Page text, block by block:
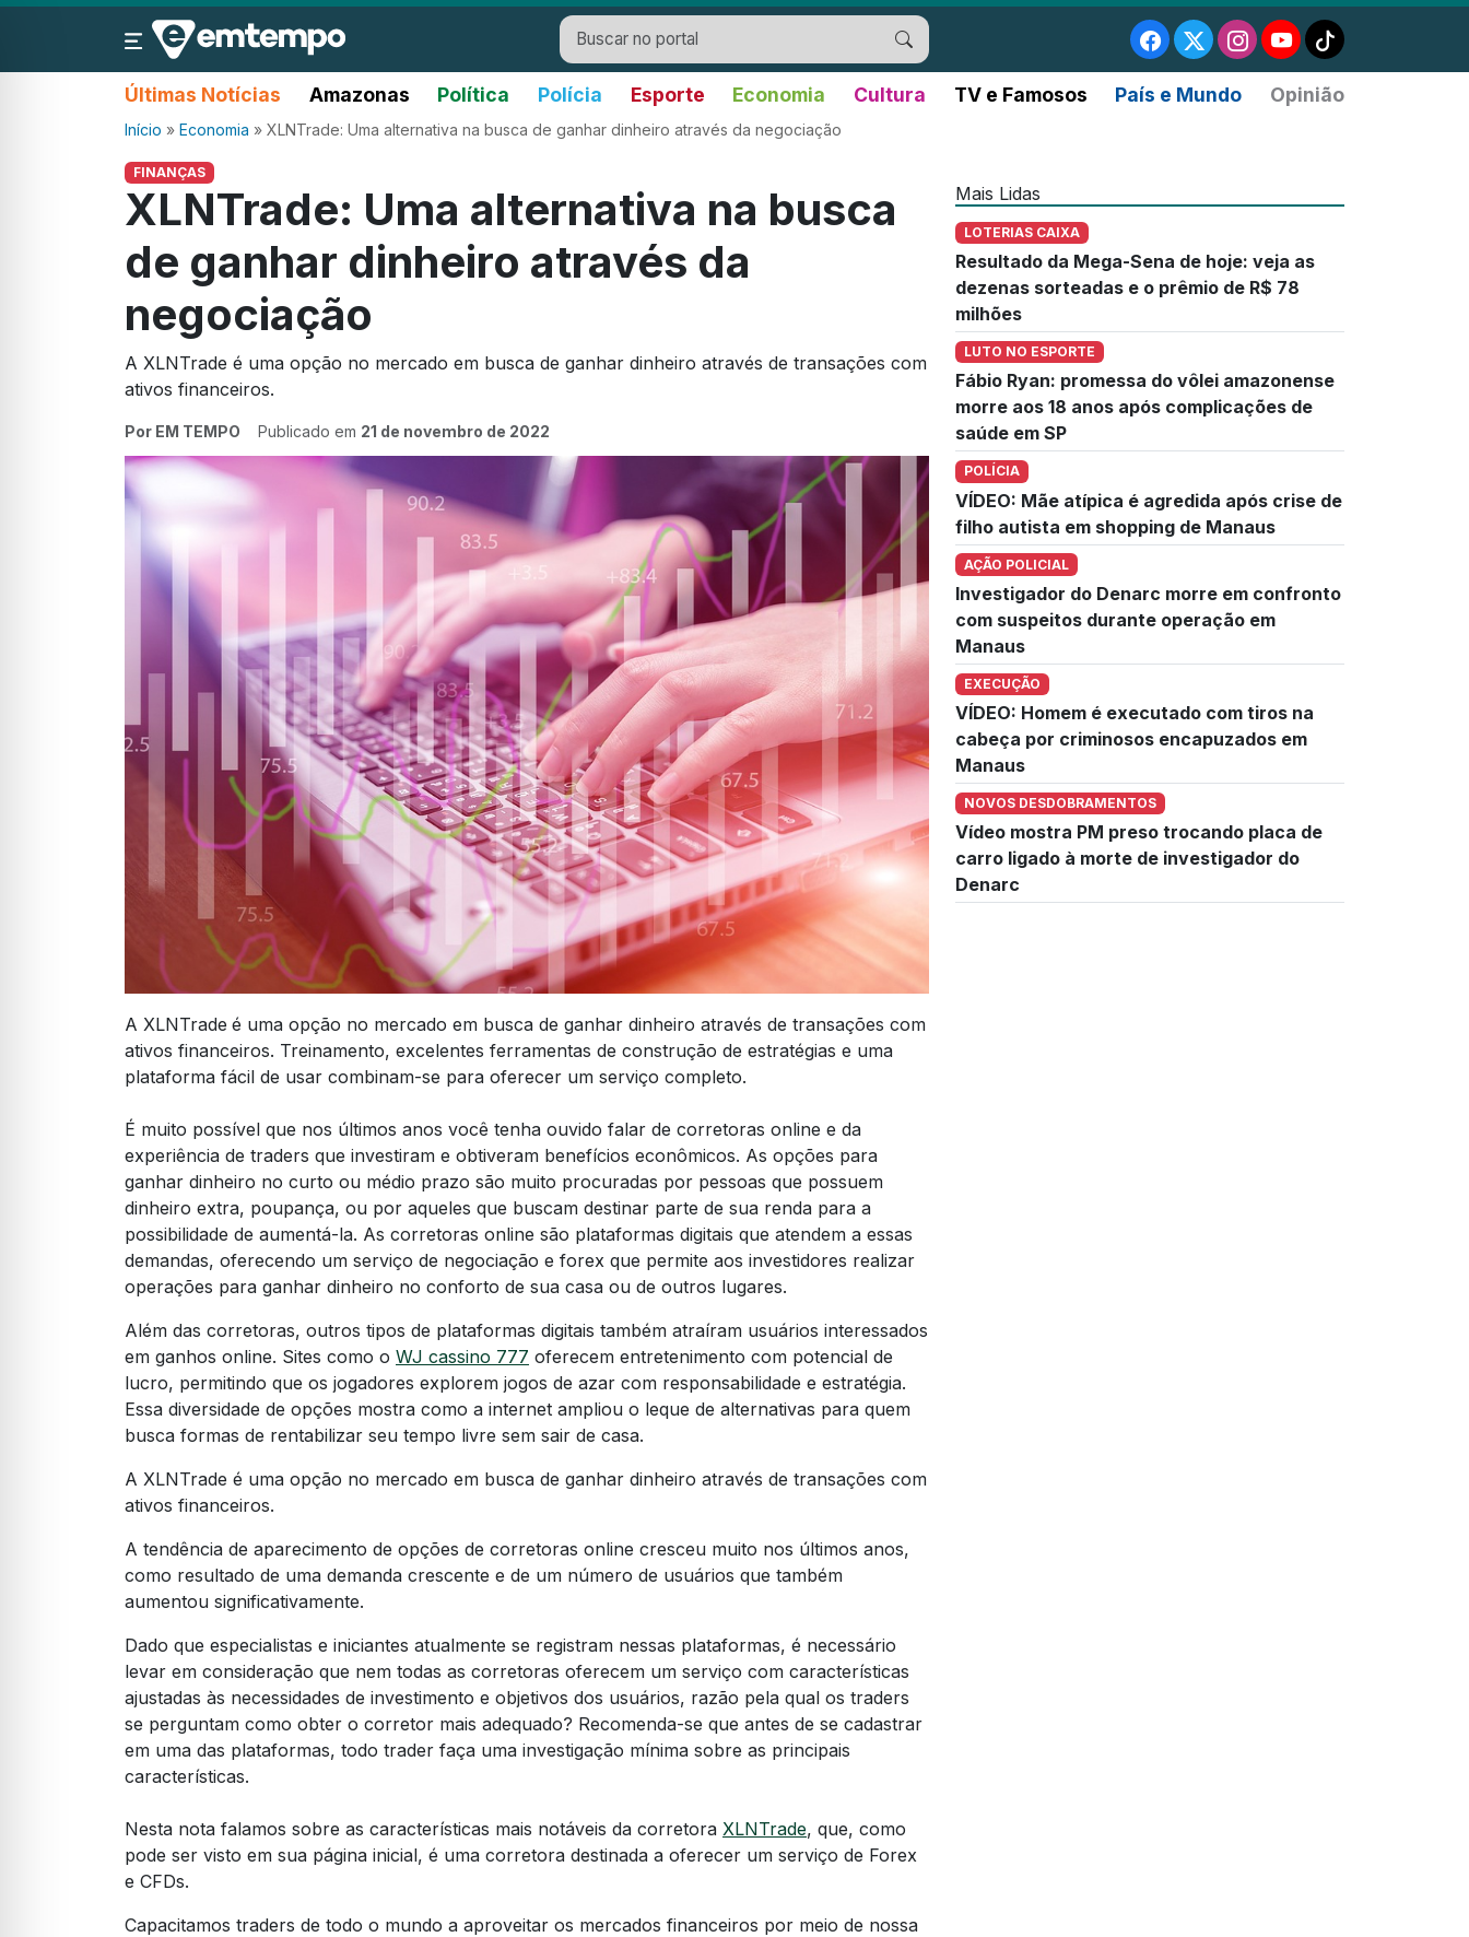
Últimas Notícias Amazonas Política Polícia Esporte Economia Cultura TV e Famosos País e Mundo Opinião
Início » Economia » XLNTrade: Uma alternativa na busca de ganhar dinheiro através da negociação
FINANÇAS
XLNTrade: Uma alternativa na busca
de ganhar dinheiro através da
negociação
A XLNTrade é uma opção no mercado em busca de ganhar dinheiro através de transações com
ativos financeiros.
Por EM TEMPO Publicado em 21 de novembro de 2022
A XLNTrade é uma opção no mercado em busca de ganhar dinheiro através de transações com
ativos financeiros. Treinamento, excelentes ferramentas de construção de estratégias e uma
plataforma fácil de usar combinam-se para oferecer um serviço completo.
É muito possível que nos últimos anos você tenha ouvido falar de corretoras online e da
experiência de traders que investiram e obtiveram benefícios econômicos. As opções para
ganhar dinheiro no curto ou médio prazo são muito procuradas por pessoas que possuem
dinheiro extra, poupança, ou por aqueles que buscam destinar parte de sua renda para a
possibilidade de aumentá-la. As corretoras online são plataformas digitais que atendem a essas
demandas, oferecendo um serviço de negociação e forex que permite aos investidores realizar
operações para ganhar dinheiro no conforto de sua casa ou de outros lugares.
Além das corretoras, outros tipos de plataformas digitais também atraíram usuários interessados
em ganhos online. Sites como o WJ cassino 777 oferecem entretenimento com potencial de
lucro, permitindo que os jogadores explorem jogos de azar com responsabilidade e estratégia.
Essa diversidade de opções mostra como a internet ampliou o leque de alternativas para quem
busca formas de rentabilizar seu tempo livre sem sair de casa.
A XLNTrade é uma opção no mercado em busca de ganhar dinheiro através de transações com
ativos financeiros.
A tendência de aparecimento de opções de corretoras online cresceu muito nos últimos anos,
como resultado de uma demanda crescente e de um número de usuários que também
aumentou significativamente.
Dado que especialistas e iniciantes atualmente se registram nessas plataformas, é necessário
levar em consideração que nem todas as corretoras oferecem um serviço com características
ajustadas às necessidades de investimento e objetivos dos usuários, razão pela qual os traders
se perguntam como obter o corretor mais adequado? Recomenda-se que antes de se cadastrar
em uma das plataformas, todo trader faça uma investigação mínima sobre as principais
características.
Nesta nota falamos sobre as características mais notáveis da corretora XLNTrade, que, como
pode ser visto em sua página inicial, é uma corretora destinada a oferecer um serviço de Forex
e CFDs.
Capacitamos traders de todo o mundo a aproveitar os mercados financeiros por meio de nossa
Mais Lidas
LOTERIAS CAIXA
Resultado da Mega-Sena de hoje: veja as
dezenas sorteadas e o prêmio de R$ 78
milhões
LUTO NO ESPORTE
Fábio Ryan: promessa do vôlei amazonense
morre aos 18 anos após complicações de
saúde em SP
POLÍCIA
VÍDEO: Mãe atípica é agredida após crise de
filho autista em shopping de Manaus
AÇÃO POLICIAL
Investigador do Denarc morre em confronto
com suspeitos durante operação em
Manaus
EXECUÇÃO
VÍDEO: Homem é executado com tiros na
cabeça por criminosos encapuzados em
Manaus
NOVOS DESDOBRAMENTOS
Vídeo mostra PM preso trocando placa de
carro ligado à morte de investigador do
Denarc